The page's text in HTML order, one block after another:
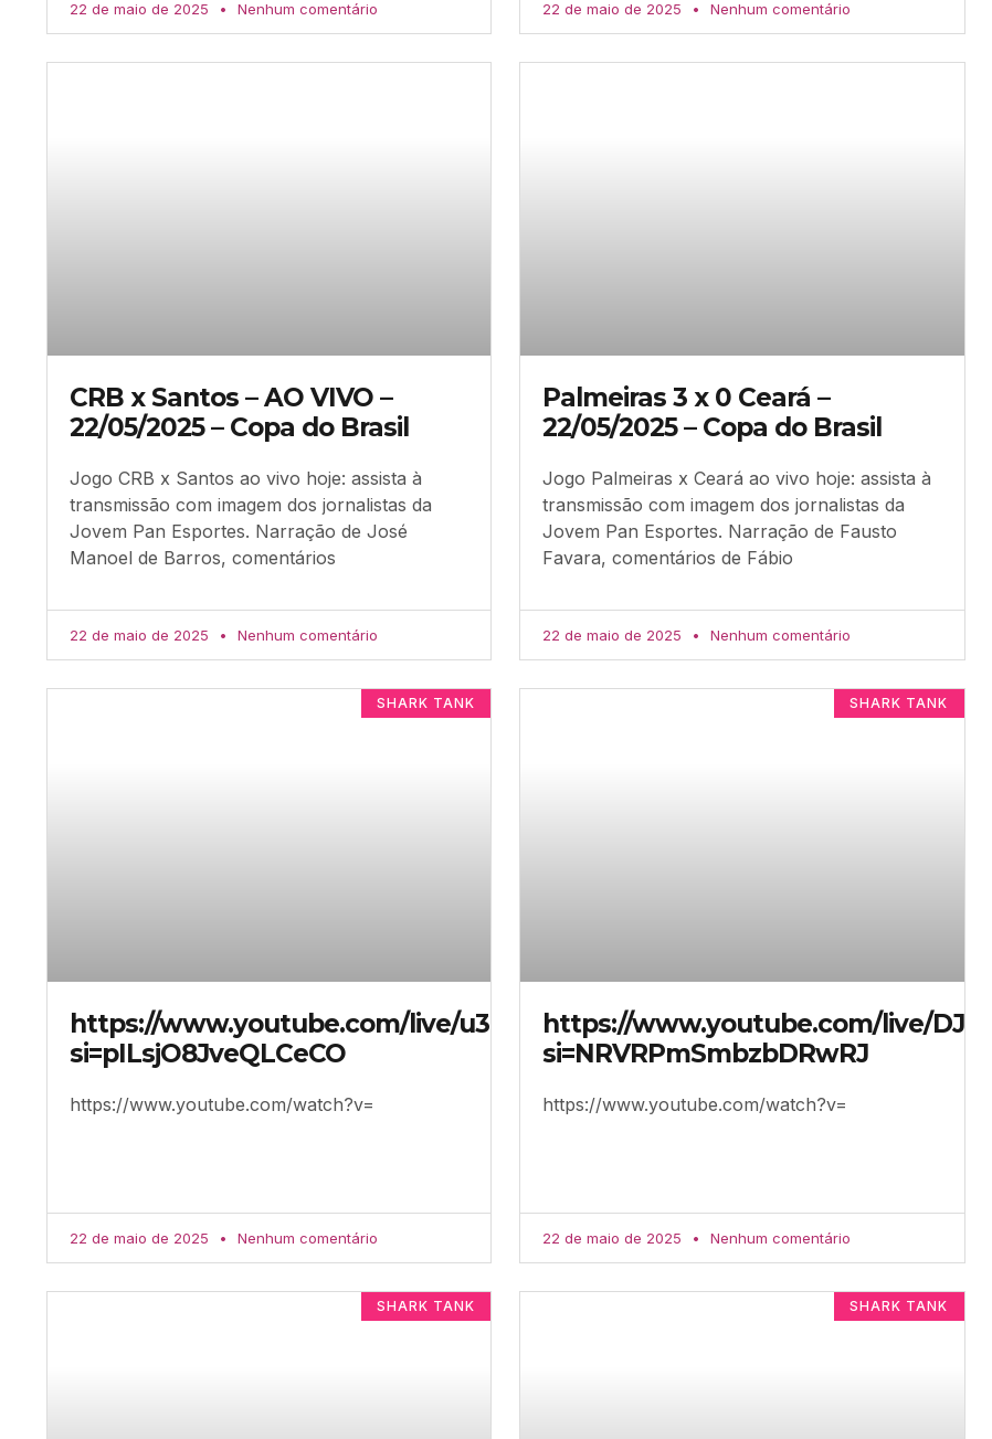
22 de maio de 2025 Nenhum comentário 22 de maio de 2025 Nenhum comentário
CRB x Santos – AO VIVO –
22/05/2025 – Copa do Brasil
Jogo CRB x Santos ao vivo hoje: assista à
transmissão com imagem dos jornalistas da
Jovem Pan Esportes. Narração de José
Manoel de Barros, comentários
22 de maio de 2025 Nenhum comentário
Palmeiras 3 x 0 Ceará –
22/05/2025 – Copa do Brasil
Jogo Palmeiras x Ceará ao vivo hoje: assista à
transmissão com imagem dos jornalistas da
Jovem Pan Esportes. Narração de Fausto
Favara, comentários de Fábio
22 de maio de 2025 Nenhum comentário
SHARK TANK
https://www.youtube.com/live/u3B3oO06BCg?
si=pILsjO8JveQLCeCO
https://www.youtube.com/watch?v=
22 de maio de 2025 Nenhum comentário
SHARK TANK
https://www.youtube.com/live/
si=NRVRPmSmbzbDRwRJ
https://www.youtube.com/watch?v=
22 de maio de 2025 Nenhum comentário
SHARK TANK SHARK TANK